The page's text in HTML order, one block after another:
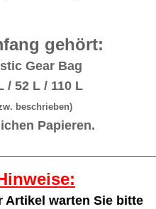
gehört:
Gear Bag
/ 52 L / 110 L
beschrieben)
Papieren.
Artikel warten Sie bitte